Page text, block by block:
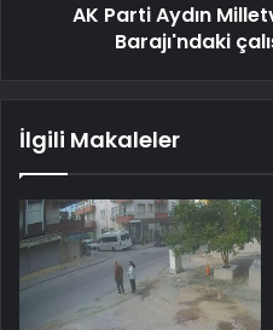
AK Parti Aydın
Barajı'ndaki
İlgili Makaleler